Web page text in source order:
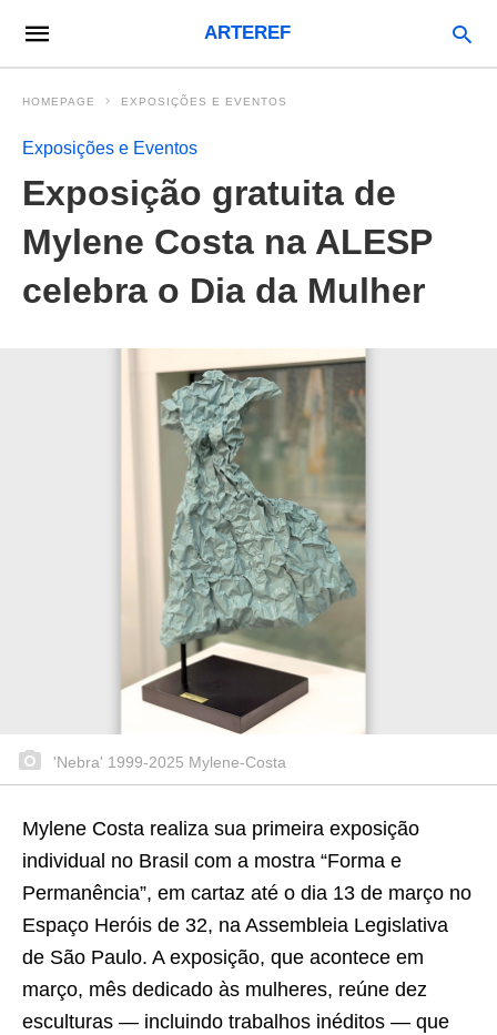
ARTEREF
HOMEPAGE EXPOSIÇÕES E EVENTOS
Exposições e Eventos
Exposição gratuita de
Mylene Costa na ALESP
celebra o Dia da Mulher
'Nebra' 1999-2025 Mylene-Costa
Mylene Costa realiza sua primeira exposição
individual no Brasil com a mostra “Forma e
Permanência”, em cartaz até o dia 13 de março no
Espaço Heróis de 32, na Assembleia Legislativa
de São Paulo. A exposição, que acontece em
março, mês dedicado às mulheres, reúne dez
esculturas — incluindo trabalhos inéditos — que